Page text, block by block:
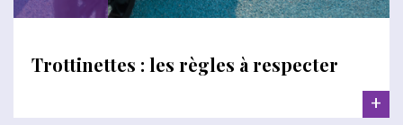
Trottinettes : les règles à respecter
+